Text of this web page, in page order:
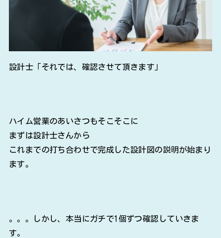
設計士「それでは、確認させて頂きます」
ハイム営業のあいさつもそこそこに
まずは設計士さんから
これまでの打ち合わせで完成した設計図の説明が始まり
ます。
。。。しかし、本当にガチで1個ずつ確認していきま
す。